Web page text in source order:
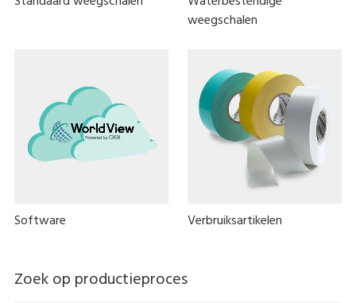
weegschalen
Software Verbruiksartikelen
Zoek op productieproces